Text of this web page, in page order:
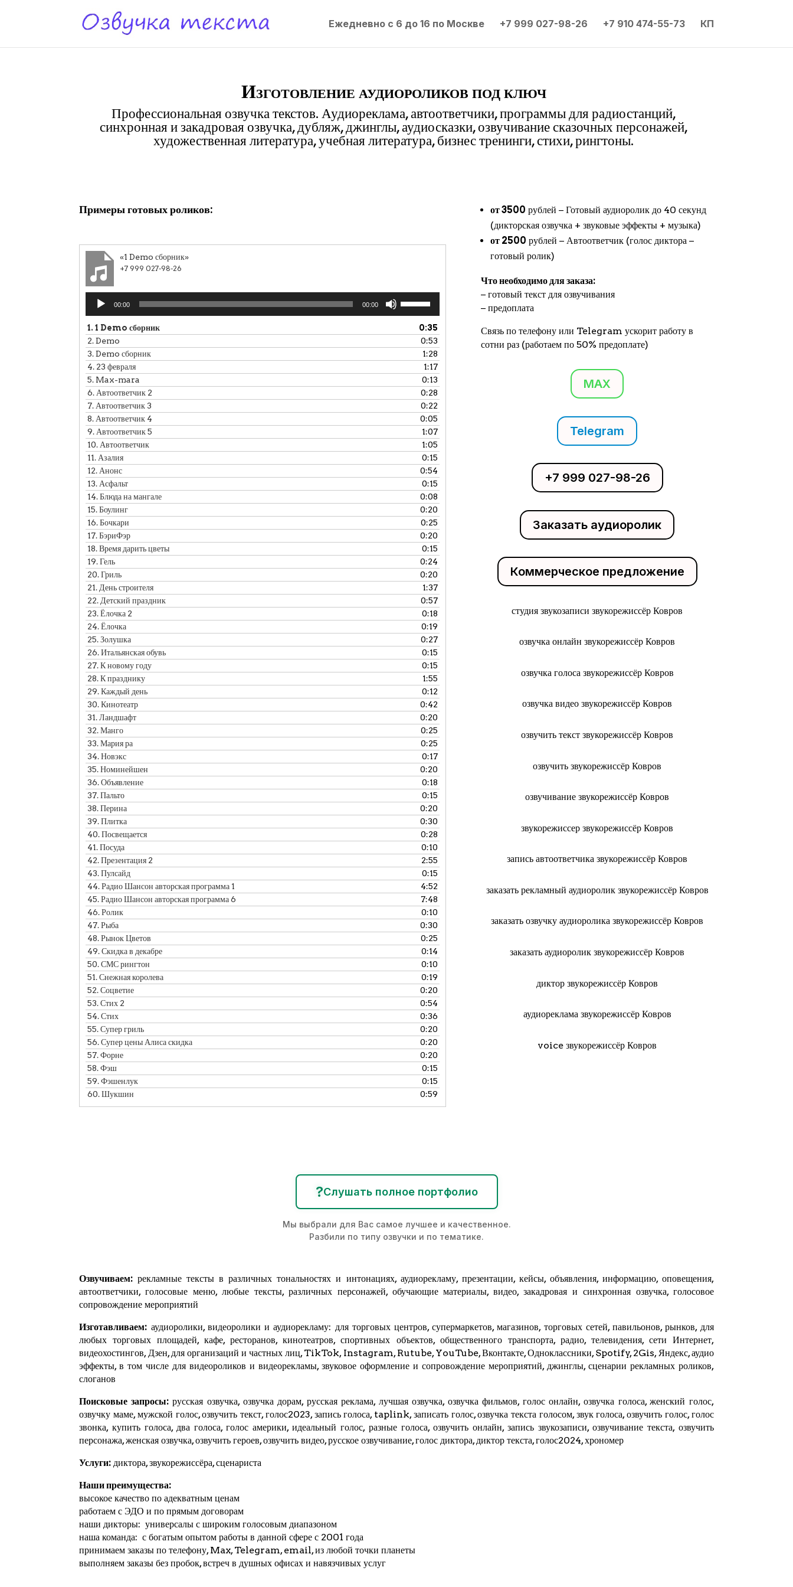
Ежедневно с 6 до 16 по Москве +7 999 027-98-26 +7 910 474-55-73 КП
Изготовление аудиороликов под ключ
Профессиональная озвучка текстов. Аудиореклама, автоответчики, программы для радиостанций,
синхронная и закадровая озвучка, дубляж, джинглы, аудиосказки, озвучивание сказочных персонажей,
художественная литература, учебная литература, бизнес тренинги, стихи, рингтоны.
Примеры готовых роликов:
«1 Demo сборник»
+7 999 027-98-26
Аудиоплеер
00:00 00:00
вверх/
вниз,
чтобы
увеличить
или
уменьшить
громкость.
1.1 Demo сборник
0:35
2.Demo
0:53
3.Demo сборник
1:28
4. 23 февраля
1:17
5. Max-mara
0:13
6.Автоответчик 2
0:28
7.Автоответчик 3
0:22
8.Автоответчик 4
0:05
9.Автоответчик 5
1:07
10.Автоответчик
1:05
11.Азалия
0:15
12.Анонс
0:54
13.Асфальт
0:15
14.Блюда на мангале
0:08
15.Боулинг
0:20
16.Бочкари
0:25
17.БэриФэр
0:20
18.Время дарить цветы
0:15
19.Гель
0:24
20.Гриль
0:20
21.День строителя
1:37
22.Детский праздник
0:57
23.Ёлочка 2
0:18
24.Ёлочка
0:19
25.Золушка
0:27
26.Итальянская обувь
0:15
27.К новому году
0:15
28.К празднику
1:55
29.Каждый день
0:12
30.Кинотеатр
0:42
31.Ландшафт
0:20
32.Манго
0:25
33.Мария ра
0:25
34.Новэкс
0:17
35.Номинейшен
0:20
36.Объявление
0:18
37.Пальто
0:15
38.Перина
0:20
39.Плитка
0:30
40.Посвещается
0:28
41.Посуда
0:10
42.Презентация 2
2:55
43.Пулсайд
0:15
44.Радио Шансон авторская программа 1
4:52
45.Радио Шансон авторская программа 6
7:48
46.Ролик
0:10
47.Рыба
0:30
48.Рынок Цветов
0:25
49.Скидка в декабре
0:14
50.СМС рингтон
0:10
51.Снежная королева
0:19
52.Соцветие
0:20
53.Стих 2
0:54
54.Стих
0:36
55.Супер гриль
0:20
56.Супер цены Алиса скидка
0:20
57.Форне
0:20
58.Фэш
0:15
59.Фэшенлук
0:15
60.Шукшин 0:59
от 3500 рублей − Готовый аудиоролик до 40 секунд
(дикторская озвучка + звуковые эффекты + музыка)
от 2500 рублей − Автоответчик (голос диктора −
готовый ролик)
Что необходимо для заказа:
− готовый текст для озвучивания
− предоплата
Связь по телефону или Telegram ускорит работу в
сотни раз (работаем по 50% предоплате)
MAX
Telegram
+7 999 027-98-26
Заказать аудиоролик
Коммерческое предложение
студия звукозаписи звукорежиссёр Ковров
озвучка онлайн звукорежиссёр Ковров
озвучка голоса звукорежиссёр Ковров
озвучка видео звукорежиссёр Ковров
озвучить текст звукорежиссёр Ковров
озвучить звукорежиссёр Ковров
озвучивание звукорежиссёр Ковров
звукорежиссер звукорежиссёр Ковров
запись автоответчика звукорежиссёр Ковров
заказать рекламный аудиоролик звукорежиссёр Ковров
заказать озвучку аудиоролика звукорежиссёр Ковров
заказать аудиоролик звукорежиссёр Ковров
диктор звукорежиссёр Ковров
аудиореклама звукорежиссёр Ковров
voice звукорежиссёр Ковров
?Слушать полное портфолио
Мы выбрали для Вас самое лучшее и качественное.
Разбили по типу озвучки и по тематике.
Озвучиваем: рекламные тексты в различных тональностях и интонациях, аудиорекламу, презентации, кейсы, объявления, информацию, оповещения,
автоответчики, голосовые меню, любые тексты, различных персонажей, обучающие материалы, видео, закадровая и синхронная озвучка, голосовое
сопровождение мероприятий
Изготавливаем: аудиоролики, видеоролики и аудиорекламу: для торговых центров, супермаркетов, магазинов, торговых сетей, павильонов, рынков, для
любых торговых площадей, кафе, ресторанов, кинотеатров, спортивных объектов, общественного транспорта, радио, телевидения, сети Интернет,
видеохостингов,Дзен, для организаций и частных лиц,TikTok, Instagram,Rutube,YouTube,Вконтакте, Одноклассники, Spotify,2Gis,Яндекс, аудио
эффекты, в том числе для видеороликов и видеорекламы, звуковое оформление и сопровождение мероприятий, джинглы, сценарии рекламных роликов,
слоганов
Поисковые запросы:русская озвучка, озвучка дорам, русская реклама, лучшая озвучка, озвучка фильмов, голос онлайн, озвучка голоса, женский голос,
озвучку маме, мужской голос, озвучить текст, голос2023, запись голоса, taplink, записать голос, озвучка текста голосом, звук голоса, озвучить голос, голос
звонка, купить голоса, два голоса, голос америки, идеальный голос, разные голоса, озвучить онлайн, запись звукозаписи, озвучивание текста, озвучить
персонажа, женская озвучка, озвучить героев, озвучить видео, русское озвучивание, голос диктора, диктор текста, голос2024,хрономер
Услуги: диктора, звукорежиссёра, сценариста
Наши преимущества:
высокое качество по адекватным ценам
работаем с ЭДО и по прямым договорам
наши дикторы: универсалы с широким голосовым диапазоном
наша команда: с богатым опытом работы в данной сфере с 2001 года
принимаем заказы по телефону, Max,Telegram, email, из любой точки планеты
выполняем заказы без пробок, встреч в душных офисах и навязчивых услуг